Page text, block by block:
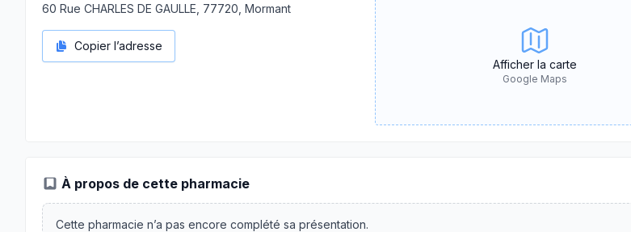
60 Rue CHARLES DE GAULLE, 77720, Mormant
Copier l’adresse
Afficher la carte
Google Maps
À propos de cette pharmacie
Cette pharmacie n’a pas encore complété sa présentation.